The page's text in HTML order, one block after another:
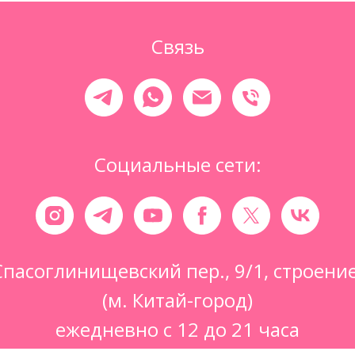
Связь
Социальные сети:
пер., 9/1,
(м. Китай-город)
ежедневно с 12 до 21 часа